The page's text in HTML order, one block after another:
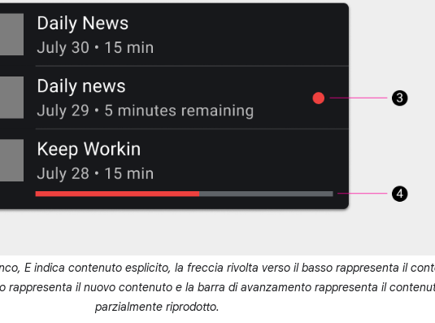
E indica contenuto esplicito, la freccia rivolta verso il basso rappresenta il
rappresenta il nuovo contenuto e la barra di avanzamento rappresenta il
parzialmente riprodotto.